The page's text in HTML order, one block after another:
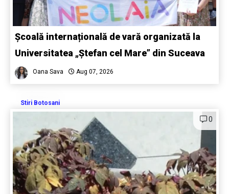
Școală internațională de vară organizată la
Universitatea „Ștefan cel Mare” din Suceava
Oana Sava Aug 07, 2026
Stiri Botosani
0